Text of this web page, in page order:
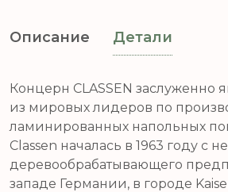
Описание Детали
Концерн CLASSEN заслуженно
из мировых лидеров по
ламинированных напольных
Classen началась в 1963 году с
деревообрабатывающего
западе Германии, в городе